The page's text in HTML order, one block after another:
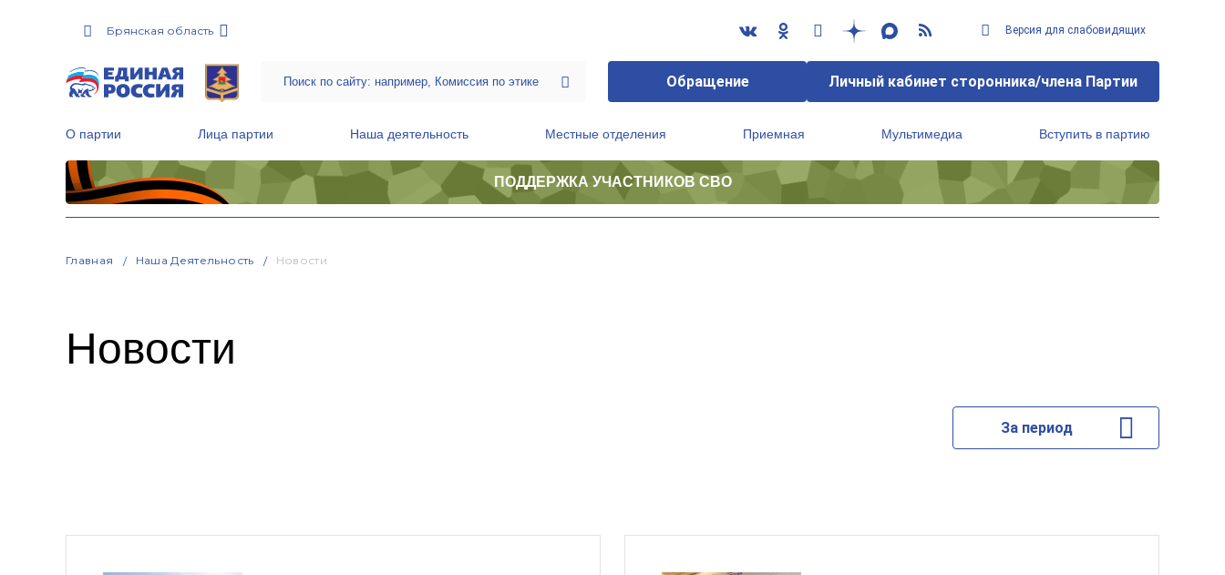
Брянская область Версия для слабовидящих
Обращение Личный кабинет сторонника/члена Партии
О партии Лица партии Наша деятельность Местные отделения Приемная Мультимедиа Вступить в партию
ПОДДЕРЖКА УЧАСТНИКОВ СВО
Главная Наша Деятельность Новости
Новости
За период